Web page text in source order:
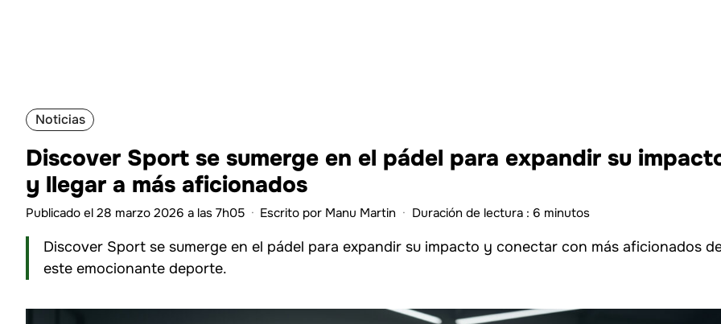
Noticias
Discover Sport se sumerge en el pádel para expandir su
y llegar a más aficionados
Publicado el 28 marzo 2026 a las 7h05 · Escrito por Manu Martin · Duración de lectura : 6 minutos
Discover Sport se sumerge en el pádel para expandir su impacto y conectar con más aficionados
este emocionante deporte.